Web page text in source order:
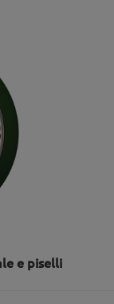
e piselli